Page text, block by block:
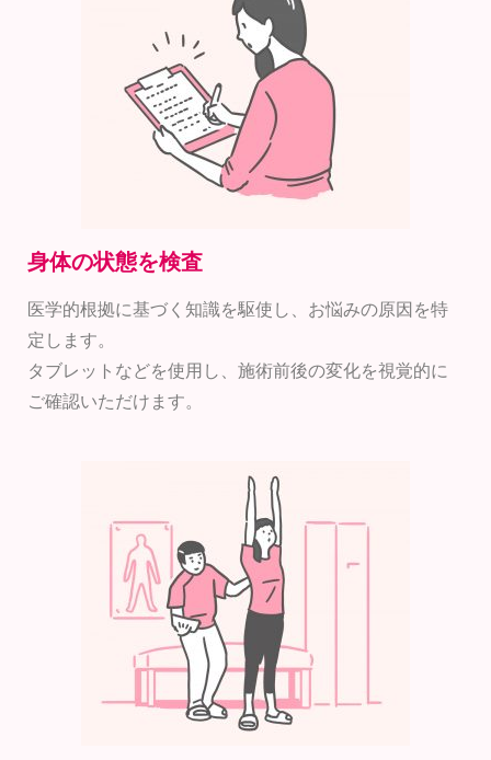
身体の状態を検査
医学的根拠に基づく知識を駆使し、お悩みの原因を特
定します。
タブレットなどを使用し、施術前後の変化を視覚的に
ご確認いただけます。